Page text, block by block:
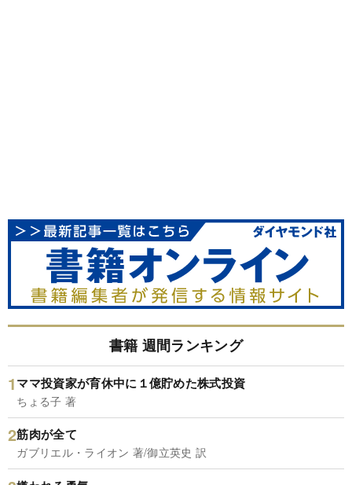
書籍 週間ランキング
ママ投資家が育休中に１億貯めた株式投資
ちょる子 著
筋肉が全て
ガブリエル・ライオン 著/御立英史 訳